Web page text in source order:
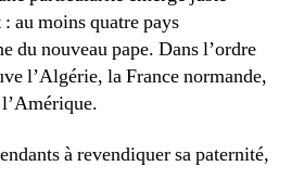
au moins quatre pays
du nouveau pape. Dans l’ordre
l’Algérie, la France normande,
à revendiquer sa paternité,